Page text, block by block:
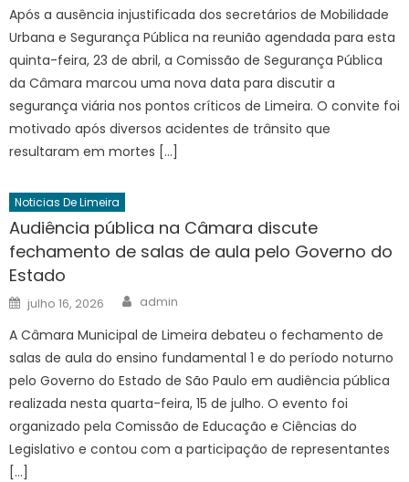
Após a ausência injustificada dos secretários de Mobilidade
Urbana e Segurança Pública na reunião agendada para esta
quinta-feira, 23 de abril, a Comissão de Segurança Pública
da Câmara marcou uma nova data para discutir a
segurança viária nos pontos críticos de Limeira. O convite foi
motivado após diversos acidentes de trânsito que
resultaram em mortes […]
Noticias De Limeira
Audiência pública na Câmara discute
fechamento de salas de aula pelo Governo do
Estado
Posted
on
julho 16, 2026 Author
admin
A Câmara Municipal de Limeira debateu o fechamento de
salas de aula do ensino fundamental 1 e do período noturno
pelo Governo do Estado de São Paulo em audiência pública
realizada nesta quarta-feira, 15 de julho. O evento foi
organizado pela Comissão de Educação e Ciências do
Legislativo e contou com a participação de representantes
[…]